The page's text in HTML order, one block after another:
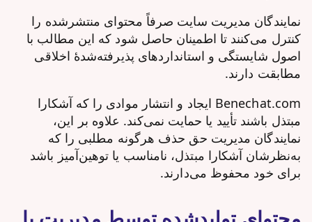
نمایندگان مدیریت سایت صرفاً محتوای منتشرشده را
کنترل می‌کنند تا اطمینان حاصل شود که این مطالب با
اصول شایستگی و استانداردهای پذیرفته‌شدهٔ اخلاقی
مطابقت دارند.
Benechat.com ایجاد و انتشار موادی را که آشکارا
مبتذل باشند تأیید یا حمایت نمی‌کند. علاوه بر این،
نمایندگان مدیریت حق حذف هرگونه مطلبی را که
به‌نظرشان آشکارا مبتذل، نامناسب یا توهین‌آمیز باشد
برای خود محفوظ می‌دارند.